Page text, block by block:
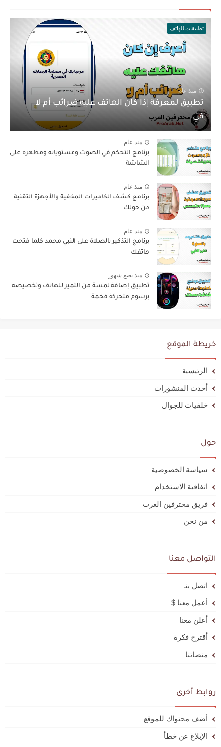
تطبيقات للهاتف
منذ عام
تطبيق لمعرفة إذا كان الهاتف عليه ضرائب أم لا
في...
منذ عام
برنامج التحكم في الصوت ومستوياته ومظهره على
الشاشة
منذ عام
برنامج كشف الكاميرات المخفية والأجهزة التقنية
من حولك
منذ عام
برنامج التذكير بالصلاة على النبي محمد كلما فتحت
هاتفك
منذ بضع شهور
تطبيق إضافة لمسة من التميز للهاتف وتخصيصه
برسوم متحركة فخمة
خريطة الموقع
الرئيسية
أحدث المنشورات
خلفيات للجوال
حول
سياسة الخصوصية
اتفاقية الاستخدام
فريق محترفين العرب
من نحن
التواصل معنا
اتصل بنا
أعمل معنا $
أعلن معنا
أقترح فكرة
منصاتنا
روابط أخرى
أضف محتواك للموقع
الإبلاغ عن خطأ